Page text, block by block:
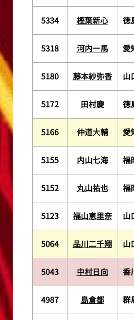
5334 樫葉新心 徳
5318 河内一馬 愛
5180 藤本紗弥香 山
5172 田村慶 徳
5166 仲道大輔 愛
5155 内山七海 福
5152 丸山祐也 福
5123 福山恵里奈 山
5064 品川二千翔 山
5043 中村日向 香
4987 島倉都 群